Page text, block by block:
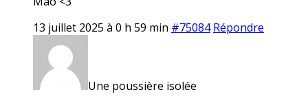
13 juillet 2025 à 0 h 59 min #75084 Répondre
Une poussière isolée